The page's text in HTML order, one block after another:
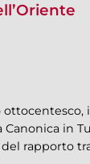
in
rapporto